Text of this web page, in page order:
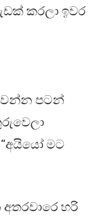
කරලා ඉවර
පටන්
මට
හරි